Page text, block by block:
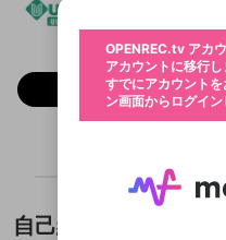
フォロー
自己紹介
ブロックリス
この動画の
フ
応援している配信者
※ファンレター機能は
固定動画に
マイページに表示さ
信予定、アーカイブ
のトップに1つ固定で
ニューより設定する
選択できるプレ
ポイント
ご確
した。 サービスを
メールア
@
メールア
OPENREC.tv アカ
アカウントに移行し
すでにアカウント
ン画面からログイン
登録したメールアド
入力していた
スに、パスワ
年
生年月は登録後に変更
お住まいの地域
認証
セッションの
不適切なユー
すか？
問題を選択して
わいせつな表現
サブ
Discordアカウ